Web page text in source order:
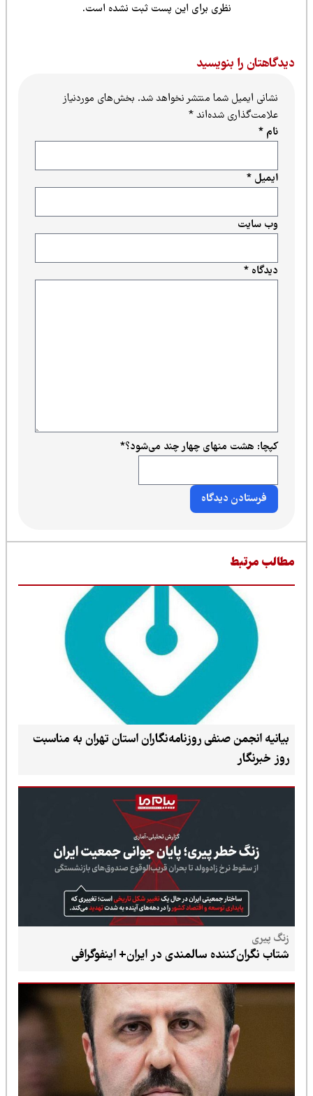
نظری برای این پست ثبت نشده است.
را بنویسید
نشانی ایمیل شما منتشر نخواهد شد.بخش‌های موردنیاز
علامت‌گذاری شده‌اند*
دیدگاه*
ایمیل*
وب‌ سایت
کپچا: هشت منهای چهار چند می‌شود؟*
مرتبط
بیانیه انجمن صنفی روزنامه‌نگاران استان تهران به مناسبت
روز خبرنگار
زنگ پیری
شتاب نگران‌کننده سالمندی در ایران+ اینفوگرافی